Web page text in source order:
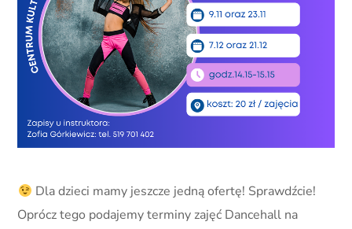
Dla dzieci mamy jeszcze jedną ofertę! Sprawdźcie!
Oprócz tego podajemy terminy zajęć Dancehall na